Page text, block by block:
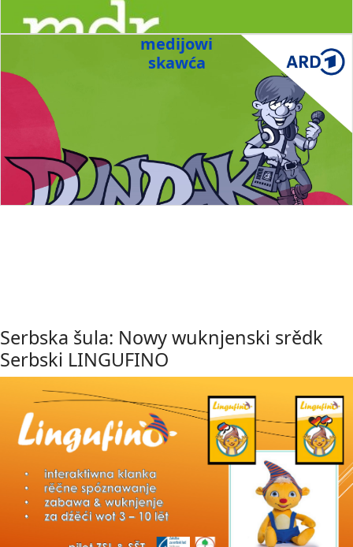
medijowi
skawća
Serbska šula: Nowy wuknjenski srědk
Serbski LINGUFINO